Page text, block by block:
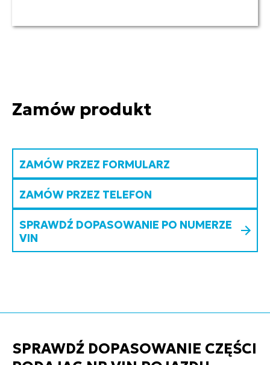
Zamów produkt
ZAMÓW PRZEZ FORMULARZ
ZAMÓW PRZEZ TELEFON
SPRAWDŹ DOPASOWANIE PO NUMERZE
VIN
SPRAWDŹ DOPASOWANIE CZĘŚCI